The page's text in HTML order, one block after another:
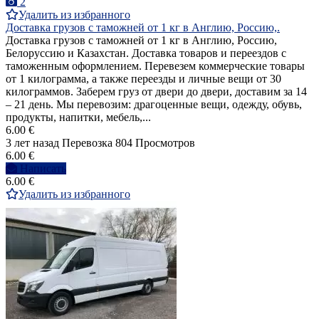
Удалить из избранного
Доставка грузов с таможней от 1 кг в Англию, Россию,.
Доставка грузов с таможней от 1 кг в Англию, Россию,
Белоруссию и Казахстан. Доставка товаров и переездов с
таможенным оформлением. Перевезем коммерческие товары
от 1 килограмма, а также переезды и личные вещи от 30
килограммов. Заберем груз от двери до двери, доставим за 14
– 21 день. Мы перевозим: драгоценные вещи, одежду, обувь,
продукты, напитки, мебель,...
6.00 €
3 лет назад Перевозка 804 Просмотров
6.00 €
Написать
6.00 €
Удалить из избранного